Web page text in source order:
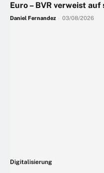
Euro – BVR verweist
Daniel Fernandez 03/08/2026
Digitalisierung